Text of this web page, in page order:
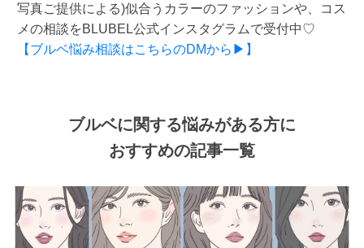
写真ご提供による)似合うカラーのファッションや、コス
メの相談をBLUBEL公式インスタグラムで受付中♡
【ブルベ悩み相談はこちらのDMから▶】
ブルベに関する悩みがある方に
おすすめの記事一覧